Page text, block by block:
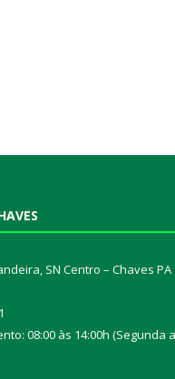
SN Centro – Chaves PA
08:00 às 14:00h (Segunda a